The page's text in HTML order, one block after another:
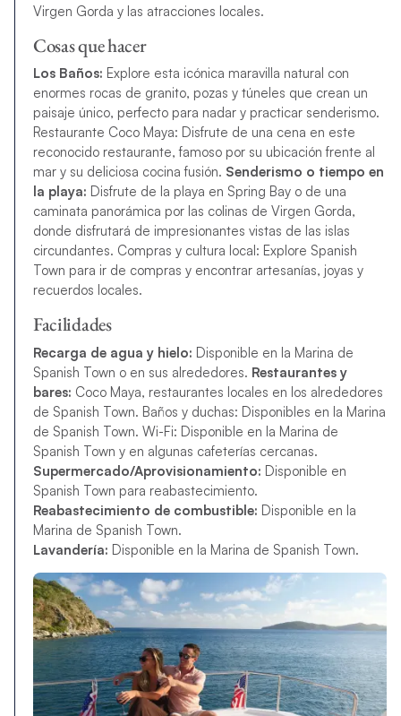
Virgen Gorda y las atracciones locales.
Cosas que hacer
Los Baños: Explore esta icónica maravilla natural con
enormes rocas de granito, pozas y túneles que crean un
paisaje único, perfecto para nadar y practicar senderismo.
Restaurante Coco Maya: Disfrute de una cena en este
reconocido restaurante, famoso por su ubicación frente al
mar y su deliciosa cocina fusión. Senderismo o tiempo en
la playa: Disfrute de la playa en Spring Bay o de una
caminata panorámica por las colinas de Virgen Gorda,
donde disfrutará de impresionantes vistas de las islas
circundantes. Compras y cultura local: Explore Spanish
Town para ir de compras y encontrar artesanías, joyas y
recuerdos locales.
Facilidades
Recarga de agua y hielo: Disponible en la Marina de
Spanish Town o en sus alrededores. Restaurantes y
bares: Coco Maya, restaurantes locales en los alrededores
de Spanish Town. Baños y duchas: Disponibles en la Marina
de Spanish Town. Wi-Fi: Disponible en la Marina de
Spanish Town y en algunas cafeterías cercanas.
Supermercado/Aprovisionamiento: Disponible en
Spanish Town para reabastecimiento.
Reabastecimiento de combustible: Disponible en la
Marina de Spanish Town.
Lavandería: Disponible en la Marina de Spanish Town.